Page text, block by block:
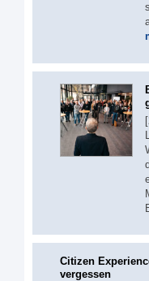
Citizen
vergessen